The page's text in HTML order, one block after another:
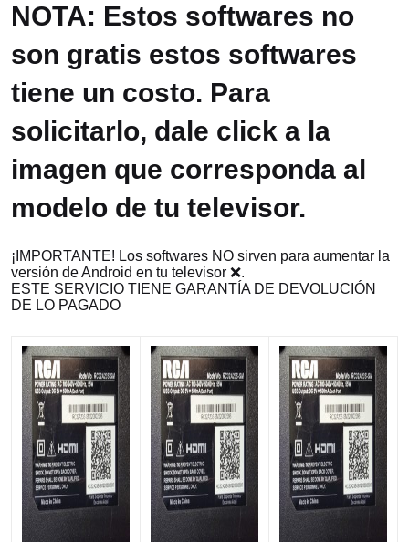
NOTA: Estos softwares no
son gratis estos softwares
tiene un costo. Para
solicitarlo, dale click a la
imagen que corresponda al
modelo de tu televisor.
¡IMPORTANTE! Los softwares NO sirven para aumentar la
versión de Android en tu televisor ❌.
ESTE SERVICIO TIENE GARANTÍA DE DEVOLUCIÓN
DE LO PAGADO